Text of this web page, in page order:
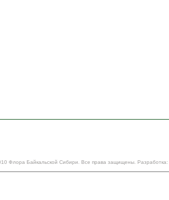
Флора Байкальской Сибири. Все права защищены. Разработка: